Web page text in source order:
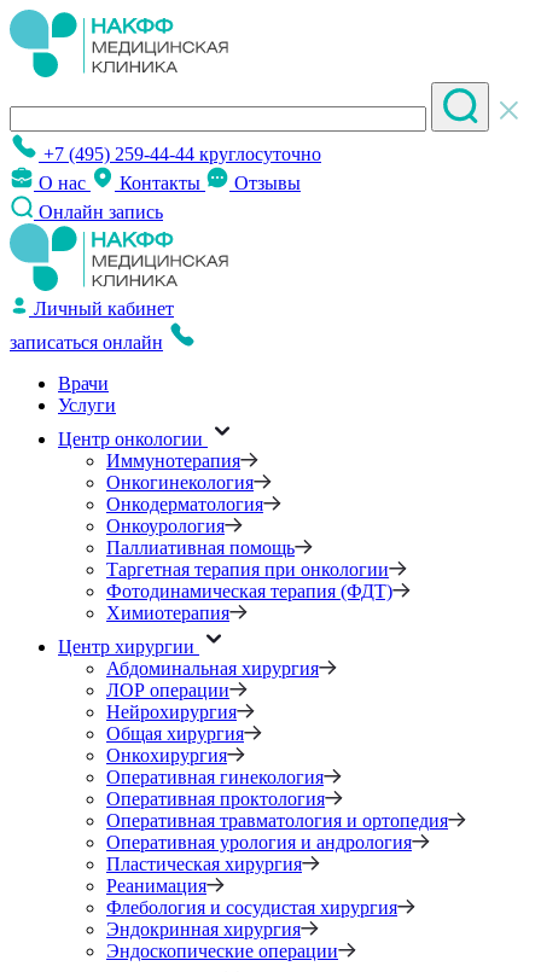
+7 (495) 259-44-44 круглосуточно
О нас
Контакты
Отзывы
Онлайн запись
Личный кабинет
записаться онлайн
Врачи
Услуги
Центр онкологии
Иммунотерапия
Онкогинекология
Онкодерматология
Онкоурология
Паллиативная помощь
Таргетная терапия при онкологии
Фотодинамическая терапия (ФДТ)
Химиотерапия
Центр хирургии
Абдоминальная хирургия
ЛОР операции
Нейрохирургия
Общая хирургия
Онкохирургия
Оперативная гинекология
Оперативная проктология
Оперативная травматология и ортопедия
Оперативная урология и андрология
Пластическая хирургия
Реанимация
Флебология и сосудистая хирургия
Эндокринная хирургия
Эндоскопические операции